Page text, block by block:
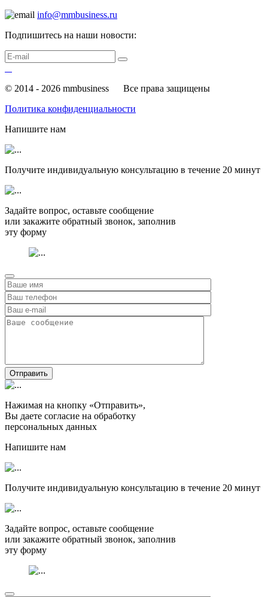
info@mmbusiness.ru
Подпишитесь на наши новости:
© 2014 - 2026 mmbusiness Все права защищены
Политика конфиденциальности
Напишите нам
Получите индивидуальную консультацию в течение 20 минут
Задайте вопрос, оставьте сообщение
или закажите обратный звонок, заполнив
эту форму
Отправить
Нажимая на кнопку «Отправить»,
Вы даете согласие на обработку
персональных данных
Напишите нам
Получите индивидуальную консультацию в течение 20 минут
Задайте вопрос, оставьте сообщение
или закажите обратный звонок, заполнив
эту форму